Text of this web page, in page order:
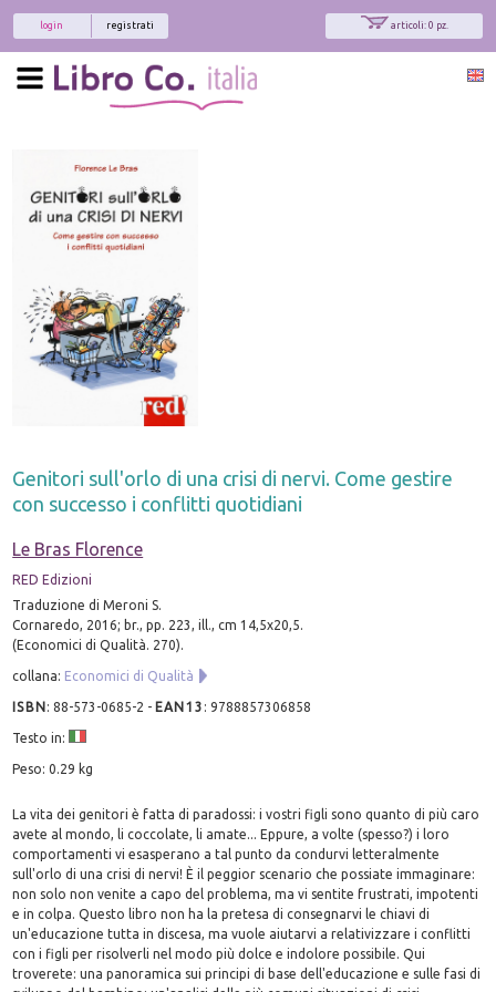
articoli: 0 pz.
registrati
login
Genitori sull'orlo di una crisi di nervi. Come gestire
con successo i conflitti quotidiani
Le Bras Florence
RED Edizioni
Traduzione di Meroni S.
Cornaredo, 2016; br., pp. 223, ill., cm 14,5x20,5.
(Economici di Qualità. 270).
collana: Economici di Qualità
ISBN:88-573-0685-2 - EAN13 :9788857306858
Testo in:
Peso: 0.29 kg
La vita dei genitori è fatta di paradossi: i vostri figli sono quanto di più caro
avete al mondo, li coccolate, li amate... Eppure, a volte (spesso?) i loro
comportamenti vi esasperano a tal punto da condurvi letteralmente
sull'orlo di una crisi di nervi! È il peggior scenario che possiate immaginare:
non solo non venite a capo del problema, ma vi sentite frustrati, impotenti
e in colpa. Questo libro non ha la pretesa di consegnarvi le chiavi di
un'educazione tutta in discesa, ma vuole aiutarvi a relativizzare i conflitti
con i figli per risolverli nel modo più dolce e indolore possibile. Qui
troverete: una panoramica sui principi di base dell'educazione e sulle fasi di